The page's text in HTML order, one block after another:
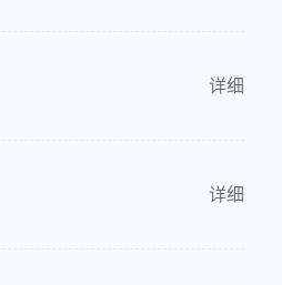
详细
详细